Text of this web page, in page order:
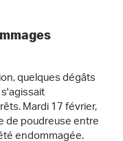
quelques dégâts
Mardi 17 février,
de poudreuse entre
endommagée.